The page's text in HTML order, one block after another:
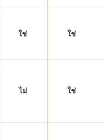
ใช่ ใช่
ไม่ ใช่